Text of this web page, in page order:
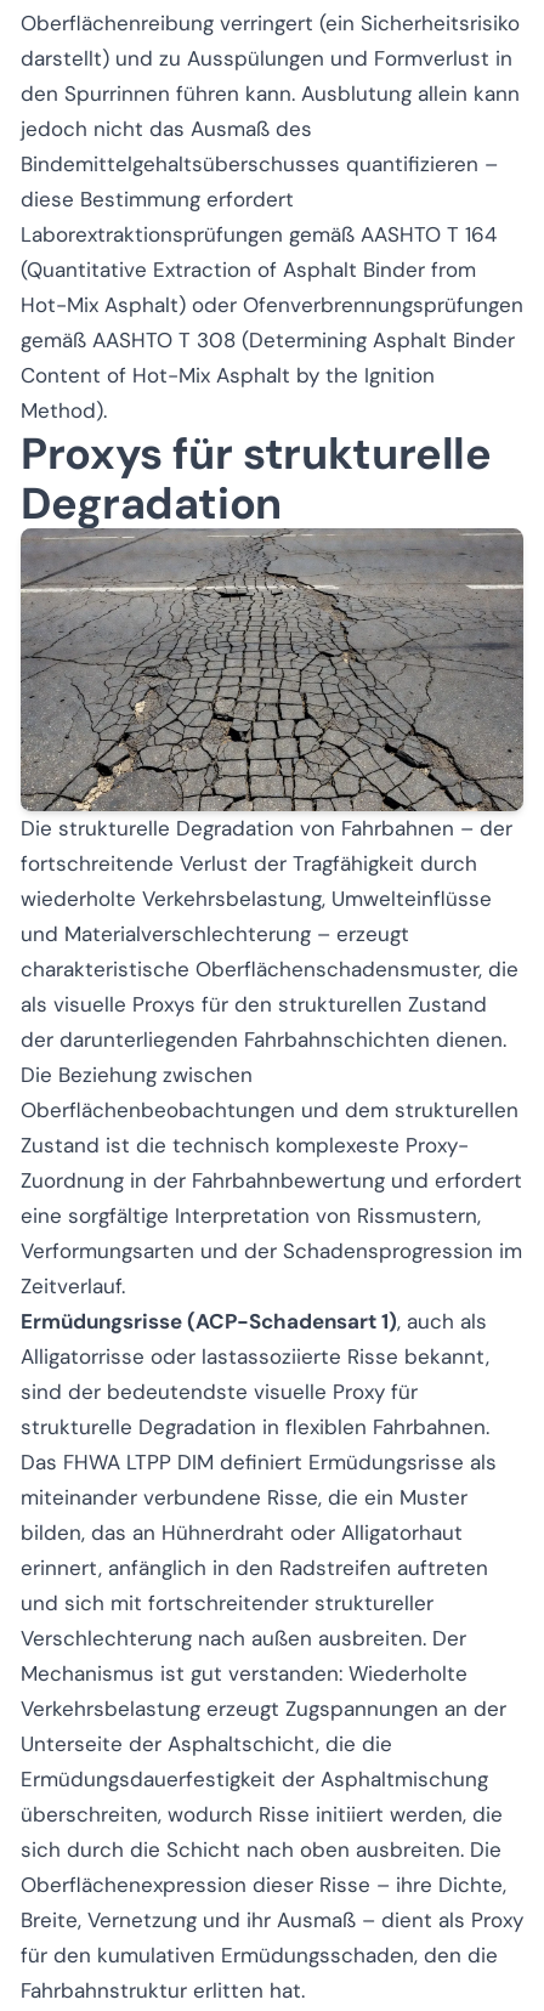
Oberflächenreibung verringert (ein Sicherheitsrisiko
darstellt) und zu Ausspülungen und Formverlust in
den Spurrinnen führen kann. Ausblutung allein kann
jedoch nicht das Ausmaß des
Bindemittelgehaltsüberschusses quantifizieren –
diese Bestimmung erfordert
Laborextraktionsprüfungen gemäß AASHTO T 164
(Quantitative Extraction of Asphalt Binder from
Hot-Mix Asphalt) oder Ofenverbrennungsprüfungen
gemäß AASHTO T 308 (Determining Asphalt Binder
Content of Hot-Mix Asphalt by the Ignition
Method).
Proxys für strukturelle
Degradation
Die strukturelle Degradation von Fahrbahnen – der
fortschreitende Verlust der Tragfähigkeit durch
wiederholte Verkehrsbelastung, Umwelteinflüsse
und Materialverschlechterung – erzeugt
charakteristische Oberflächenschadensmuster, die
als visuelle Proxys für den strukturellen Zustand
der darunterliegenden Fahrbahnschichten dienen.
Die Beziehung zwischen
Oberflächenbeobachtungen und dem strukturellen
Zustand ist die technisch komplexeste Proxy-
Zuordnung in der Fahrbahnbewertung und erfordert
eine sorgfältige Interpretation von Rissmustern,
Verformungsarten und der Schadensprogression im
Zeitverlauf.
Ermüdungsrisse (ACP-Schadensart 1), auch als
Alligatorrisse oder lastassoziierte Risse bekannt,
sind der bedeutendste visuelle Proxy für
strukturelle Degradation in flexiblen Fahrbahnen.
Das FHWA LTPP DIM definiert Ermüdungsrisse als
miteinander verbundene Risse, die ein Muster
bilden, das an Hühnerdraht oder Alligatorhaut
erinnert, anfänglich in den Radstreifen auftreten
und sich mit fortschreitender struktureller
Verschlechterung nach außen ausbreiten. Der
Mechanismus ist gut verstanden: Wiederholte
Verkehrsbelastung erzeugt Zugspannungen an der
Unterseite der Asphaltschicht, die die
Ermüdungsdauerfestigkeit der Asphaltmischung
überschreiten, wodurch Risse initiiert werden, die
sich durch die Schicht nach oben ausbreiten. Die
Oberflächenexpression dieser Risse – ihre Dichte,
Breite, Vernetzung und ihr Ausmaß – dient als Proxy
für den kumulativen Ermüdungsschaden, den die
Fahrbahnstruktur erlitten hat.